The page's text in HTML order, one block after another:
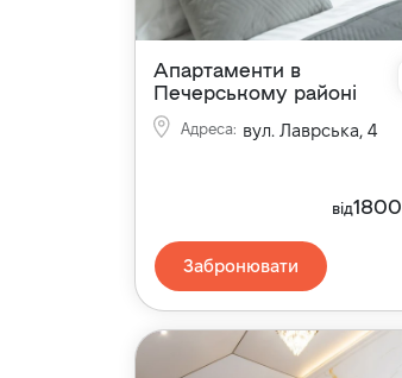
Апартаменти в
Печерському районі
Адреса: вул. Лаврська, 4
від1800
Забронювати